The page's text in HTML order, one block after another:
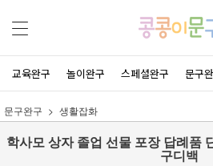
교육완구 놀이완구 스페셜완구 문구
문구완구 생활잡화
학사모 상자 졸업 선물 포장 답례품
구디백